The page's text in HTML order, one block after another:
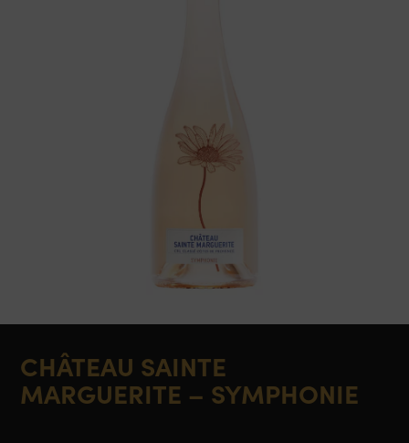
CHÂTEAU SAINTE
MARGUERITE – SYMPHONIE